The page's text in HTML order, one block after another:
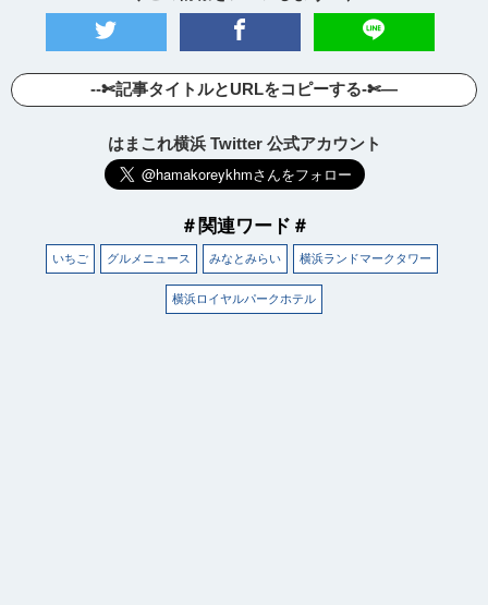
--✄記事タイトルとURLをコピーする-✄—
はまこれ横浜 Twitter 公式アカウント
＃関連ワード＃
いちご グルメニュース みなとみらい 横浜ランドマークタワー
横浜ロイヤルパークホテル